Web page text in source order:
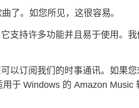
了。如您所见，这很容易。
支持许多功能并且易于使用。
以订阅我们的时事通讯。如果
于 Windows 的 Amazon Music